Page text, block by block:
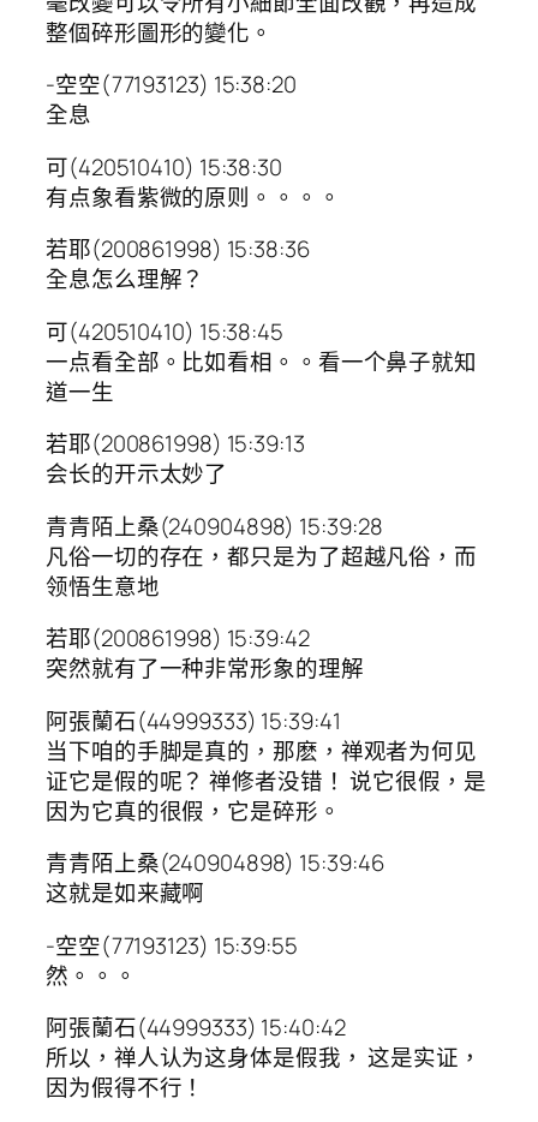
整個碎形圖形的變化。
-空空(77193123) 15:38:20
全息
可(420510410) 15:38:30
有点象看紫微的原则。。。。
若耶(200861998) 15:38:36
全息怎么理解？
可(420510410) 15:38:45
一点看全部。比如看相。。看一个鼻子就知
道一生
若耶(200861998) 15:39:13
会长的开示太妙了
青青陌上桑(240904898) 15:39:28
凡俗一切的存在，都只是为了超越凡俗，而
领悟生意地
若耶(200861998) 15:39:42
突然就有了一种非常形象的理解
阿張蘭石(44999333) 15:39:41
当下咱的手脚是真的，那麽，禅观者为何见
证它是假的呢？ 禅修者没错！ 说它很假，是
因为它真的很假，它是碎形。
青青陌上桑(240904898) 15:39:46
这就是如来藏啊
-空空(77193123) 15:39:55
然。。。
阿張蘭石(44999333) 15:40:42
所以，禅人认为这身体是假我， 这是实证，
因为假得不行！